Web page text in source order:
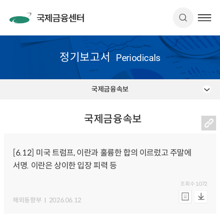
정기보고서 Periodicals
국제금융속보
국제금융속보
[6.12] 미국 트럼프, 이란과 훌륭한 합의 이르렀고 주말에
서명. 이란은 상이한 입장 피력 등
해외동향부 2026.06.12
조회수 1,072